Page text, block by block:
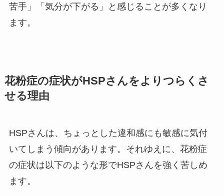
苦手」「気分が下がる」と感じることが多くなり
ます。
花粉症の症状がHSPさんをよりつらくさ
せる理由
HSPさんは、ちょっとした違和感にも敏感に気付
いてしまう傾向があります。それゆえに、花粉症
の症状は以下のような形でHSPさんを強く苦しめ
ます。